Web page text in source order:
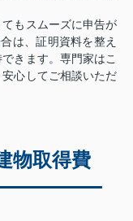
もスムーズに申告が
は、証明資料を整え
きます。専門家はこ
心してご相談いただ
物取得費